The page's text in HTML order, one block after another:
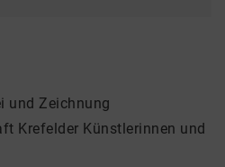
und Zeichnung
Krefelder Künstlerinnen und